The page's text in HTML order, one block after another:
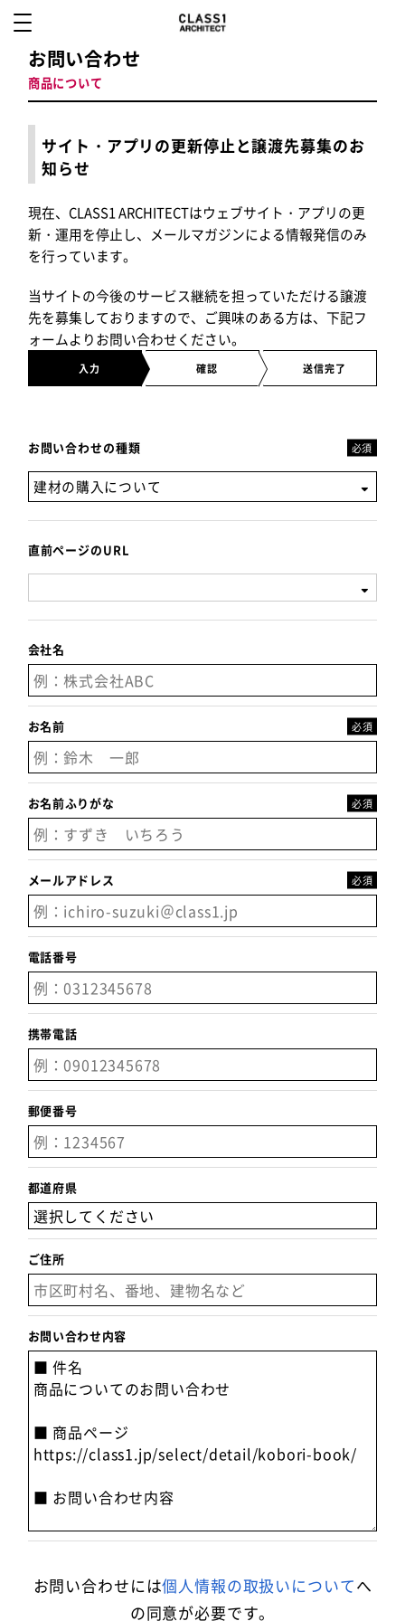
お問い合わせ
商品について
サイト・アプリの更新停止と譲渡先募集のお
知らせ
現在、CLASS1 ARCHITECTはウェブサイト・アプリの更
新・運用を停止し、メールマガジンによる情報発信のみ
を行っています。
当サイトの今後のサービス継続を担っていただける譲渡
先を募集しておりますので、ご興味のある方は、下記フ
ォームよりお問い合わせください。
入力 確認 送信完了
お問い合わせの種類
直前ページのURL
会社名
お名前
お名前ふりがな
メールアドレス
電話番号
携帯電話
郵便番号
都道府県
ご住所
お問い合わせ内容
お問い合わせには個人情報の取扱いについてへ
の同意が必要です。